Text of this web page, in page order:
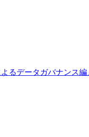
データガバナンス編